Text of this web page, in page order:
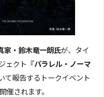
家・鈴木竜一朗氏が、タイ
ェクト 『パラレル・ノーマ
て報告するトークイベント
催されます。